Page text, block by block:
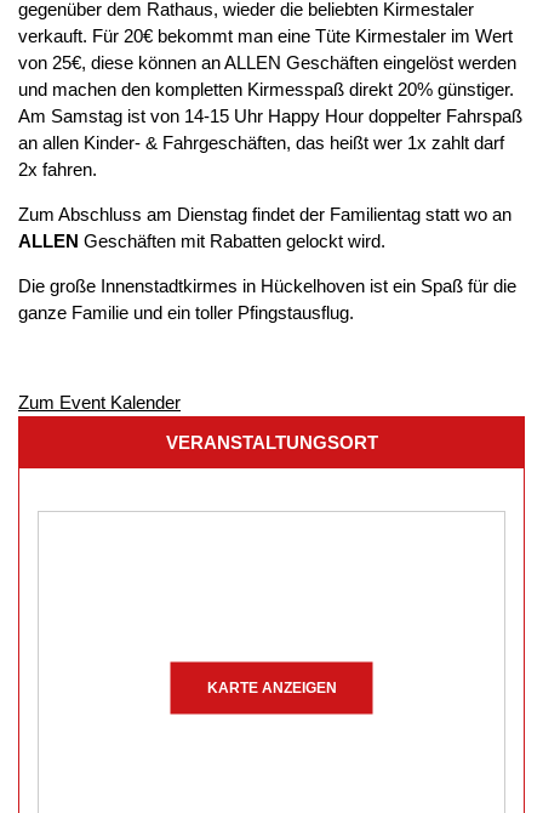
gegenüber dem Rathaus, wieder die beliebten Kirmestaler
verkauft. Für 20€ bekommt man eine Tüte Kirmestaler im Wert
von 25€, diese können an ALLEN Geschäften eingelöst werden
und machen den kompletten Kirmesspaß direkt 20% günstiger.
Am Samstag ist von 14-15 Uhr Happy Hour doppelter Fahrspaß
an allen Kinder- & Fahrgeschäften, das heißt wer 1x zahlt darf
2x fahren.
Zum Abschluss am Dienstag findet der Familientag statt wo an
ALLEN Geschäften mit Rabatten gelockt wird.
Die große Innenstadtkirmes in Hückelhoven ist ein Spaß für die
ganze Familie und ein toller Pfingstausflug.
Zum Event Kalender
VERANSTALTUNGSORT
KARTE ANZEIGEN